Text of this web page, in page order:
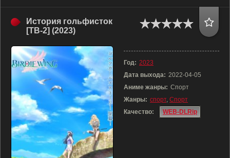
История гольфисток
[ТВ-2] (2023)
Год: 2023
Дата выхода: 2022-04-05
Аниме жанры: Спорт
Жанры: спорт, Спорт
Качество:
WEB-DLRip